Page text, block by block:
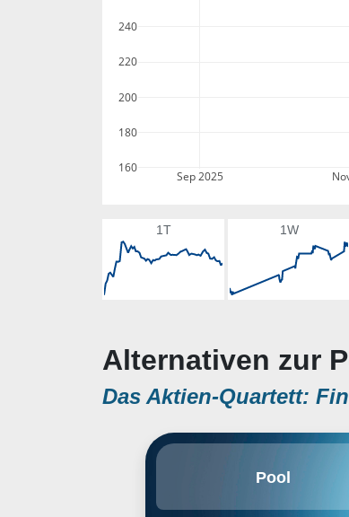
Sep 2025
160
180
200
220
240
1T 1W
Alternativen zur
Das Aktien-Quartett:
Pool
wholesale
equipment, and related